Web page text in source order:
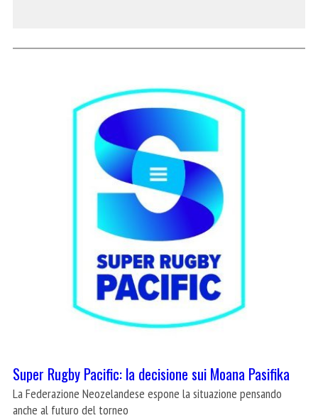
Super Rugby Pacific: la decisione sui Moana Pasifika
La Federazione Neozelandese espone la situazione pensando
anche al futuro del torneo